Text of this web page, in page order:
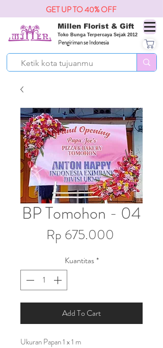
Millen Florist & Gift
Toko Bunga Terpercaya Sejak 2012
Pengiriman se Indonesia
GET UP TO 40% OFF
BP Tomohon - 04
Rp 675.000
Kuantitas*
Add To Cart
Ukuran Papan 1 x 1 m